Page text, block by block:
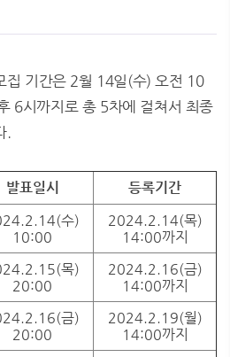
집 기간은 2월 14일(수) 오전 10
6시까지로 총 5차에 걸쳐서 최종
.
발표일시 등록기간
수)
10:00
2024.2.14(목)
14:00까지
목)
20:00
2024.2.16(금)
14:00까지
금)
20:00
2024.2.19(월)
14:00까지